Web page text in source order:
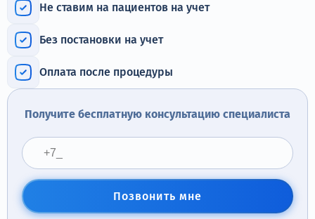
+7 (905) 483-87-88
Москва, 1-й Новокузнецкий переулок, 10с1
Не ставим на пациентов на учет
Без постановки на учет
Оплата после процедуры
Получите бесплатную консультацию специалиста
Позвонить мне